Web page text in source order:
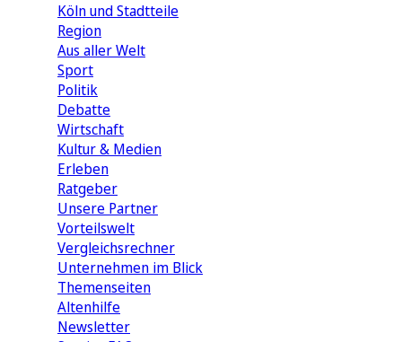
Köln und Stadtteile
Region
Aus aller Welt
Sport
Politik
Debatte
Wirtschaft
Kultur & Medien
Erleben
Ratgeber
Unsere Partner
Vorteilswelt
Vergleichsrechner
Unternehmen im Blick
Themenseiten
Altenhilfe
Newsletter